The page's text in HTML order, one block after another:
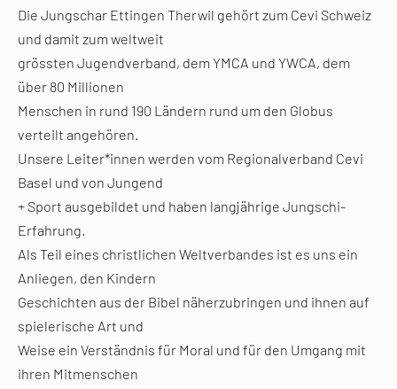
Die Jungschar Ettingen Therwil gehört zum Cevi Schweiz
und damit zum weltweit
grössten Jugendverband, dem YMCA und YWCA, dem
über 80 Millionen
Menschen in rund 190 Ländern rund um den Globus
verteilt angehören.
Unsere Leiter*innen werden vom Regionalverband Cevi
Basel und von Jungend
+ Sport ausgebildet und haben langjährige Jungschi-
Erfahrung.
Als Teil eines christlichen Weltverbandes ist es uns ein
Anliegen, den Kindern
Geschichten aus der Bibel näherzubringen und ihnen auf
spielerische Art und
Weise ein Verständnis für Moral und für den Umgang mit
ihren Mitmenschen